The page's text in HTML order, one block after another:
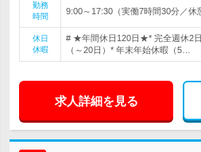
勤務
時間
9:00～17:30（実働7時間30分／
休日
休暇
# ★年間休日120日★* 完全週休2
（～20日）* 年末年始休暇（5…
求人詳細を見る